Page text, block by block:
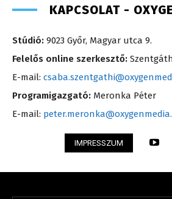
KAPCSOLAT -
Stúdió: 9023 Győr, Magyar utca 9.
Felelős online szerkesztő:
E-mail:
Programigazgató: Meronka Péter
E-mail:
IMPRESSZUM